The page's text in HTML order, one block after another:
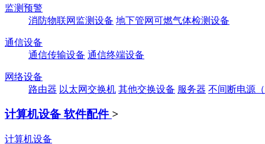
监测预警
消防物联网监测设备 地下管网可燃气体检测设备
通信设备
通信传输设备 通信终端设备
网络设备
路由器 以太网交换机 其他交换设备 服务器 不间断电源
计算机设备 软件配件 >
计算机设备